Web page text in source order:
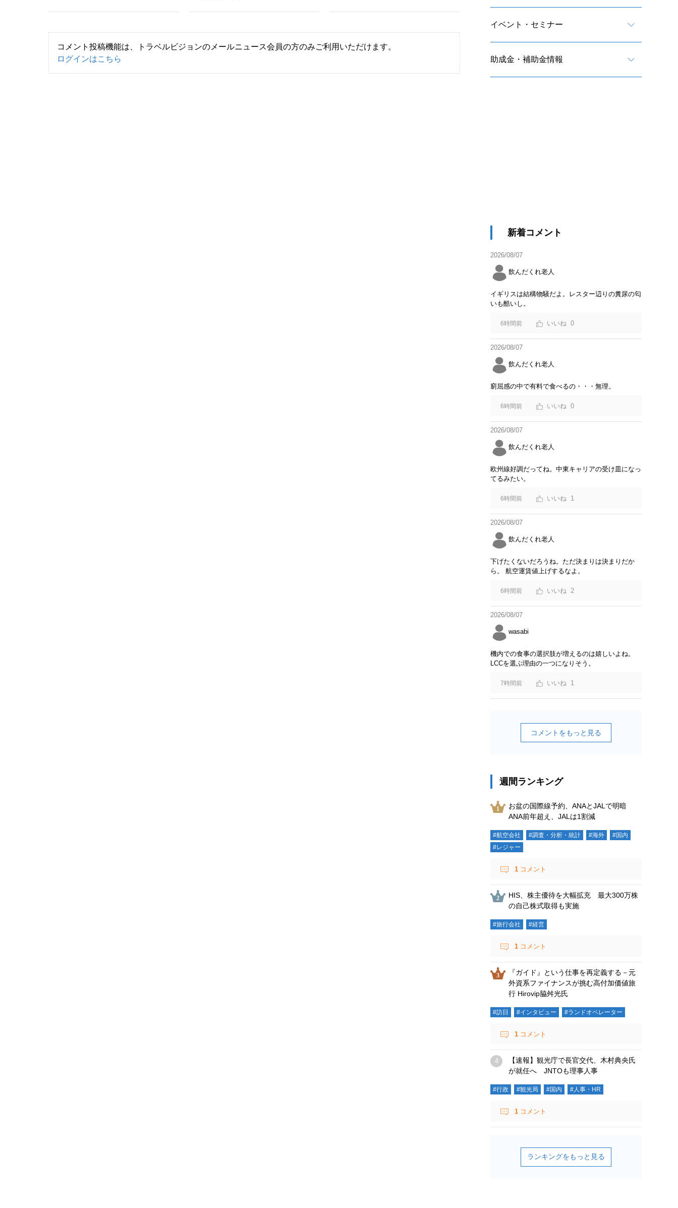
コメント投稿機能は、トラベルビジョンのメールニュース会員の方のみご利用いただけます。
ログインはこちら
イベント・セミナー
助成金・補助金情報
新着コメント
2026/08/07
飲んだくれ老人
イギリスは結構物騒だよ。レスター辺りの糞尿の匂
いも酷いし。
6時間前 0
2026/08/07
飲んだくれ老人
窮屈感の中で有料で食べるの・・・無理。
6時間前 0
2026/08/07
飲んだくれ老人
欧州線好調だってね。中東キャリアの受け皿になっ
てるみたい。
6時間前 1
2026/08/07
飲んだくれ老人
下げたくないだろうね。ただ決まりは決まりだか
ら。 航空運賃値上げするなよ。
6時間前 2
2026/08/07
wasabi
機内での食事の選択肢が増えるのは嬉しいよね。
LCCを選ぶ理由の一つになりそう。
7時間前 1
コメントをもっと見る
週間ランキング
お盆の国際線予約、ANAとJALで明暗
ANA前年超え、JALは1割減
#航空会社 #調査・分析・統計 #海外
#国内
#レジャー
1 コメント
HIS、株主優待を大幅拡充 最大300万株
の自己株式取得も実施
#旅行会社 #経営
1 コメント
『ガイド』という仕事を再定義する－元
外資系ファイナンスが挑む高付加価値旅
行 Hirovip脇舛光氏
#訪日 #インタビュー #ランドオペレーター
1 コメント
【速報】観光庁で長官交代、木村典央氏
が就任へ JNTOも理事人事
#行政 #観光局 #国内 #人事・HR
1 コメント